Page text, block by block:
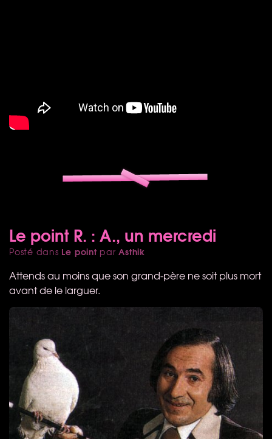
Le point R. : A., un mercredi
Posté dans Le point parAsthik
Attends au moins que son grand-père ne soit plus mort
avant de le larguer.